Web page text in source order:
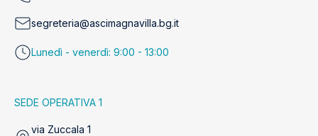
segreteria@ascimagnavilla.bg.it
Lunedì - venerdì: 9:00 - 13:00
SEDE OPERATIVA 1
via Zuccala 1